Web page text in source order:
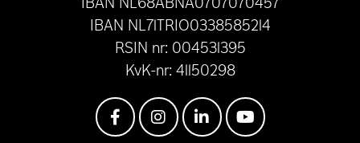
IBAN NL71TRIO0338585214
RSIN nr: 004531395
KvK-nr: 41150298